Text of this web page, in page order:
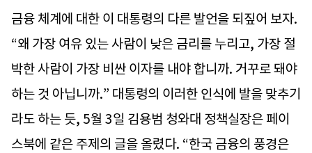
금융 체계에 대한 이 대통령의 다른 발언을 되짚어 보자.
“왜 가장 여유 있는 사람이 낮은 금리를 누리고, 가장 절
박한 사람이 가장 비싼 이자를 내야 합니까. 거꾸로 돼야
하는 것 아닙니까.” 대통령의 이러한 인식에 발을 맞추기
라도 하는 듯, 5월 3일 김용범 청와대 정책실장은 페이
스북에 같은 주제의 글을 올렸다. “한국 금융의 풍경은